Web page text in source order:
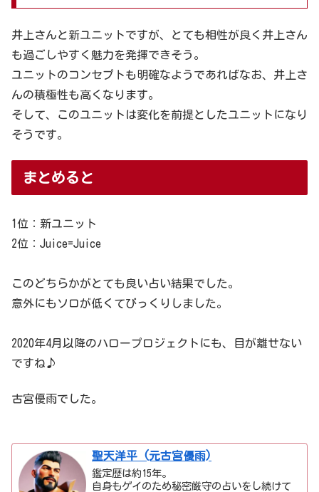
井上さんと新ユニットですが、とても相性が良く井上さん
も過ごしやすく魅力を発揮できそう。
ユニットのコンセプトも明確なようであればなお、井上さ
んの積極性も高くなります。
そして、このユニットは変化を前提としたユニットになり
そうです。
まとめると
1位：新ユニット
2位：Juice=Juice
このどちらかがとても良い占い結果でした。
意外にもソロが低くてびっくりしました。
2020年4月以降のハロープロジェクトにも、目が離せない
ですね♪
古宮優雨でした。
聖天洋平 (元古宮優雨)
鑑定歴は約15年。
自身もゲイのため秘密厳守の占いをし続けて